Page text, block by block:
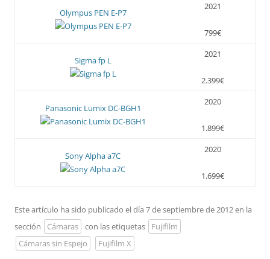
Olympus PEN E-P7
2021
799€
Sigma fp L
2021
2.399€
Panasonic Lumix DC-BGH1
2020
1.899€
Sony Alpha a7C
2020
1.699€
Este artículo ha sido publicado el día 7 de septiembre de 2012 en la
sección
Cámaras con las etiquetas
Fujifilm
Cámaras sin Espejo
Fujifilm X